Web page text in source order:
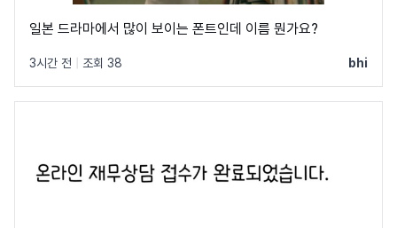
일본 드라마에서 많이 보이는 폰트인데 이름 뭔가요?
3시간 전 조회 38 bhi